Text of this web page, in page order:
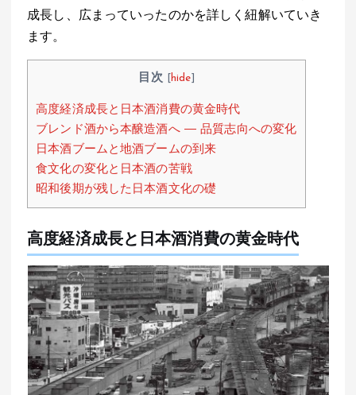
成長し、広まっていったのかを詳しく紐解いていき
ます。
目次 hide
高度経済成長と日本酒消費の黄金時代
ブレンド酒から本醸造酒へ ― 品質志向への変化
日本酒ブームと地酒ブームの到来
食文化の変化と日本酒の苦戦
昭和後期が残した日本酒文化の礎
高度経済成長と日本酒消費の黄金時代